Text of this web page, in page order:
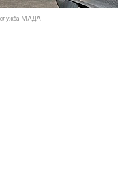
служба МАДА